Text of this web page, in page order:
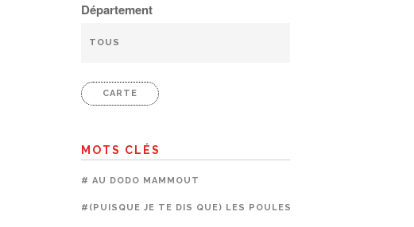
Département
CARTE
MOTS CLÉS
# AU DODO MAMMOUT
#(PUISQUE JE TE DIS QUE) LES POULES PRÉFÈRENT LES CAGES